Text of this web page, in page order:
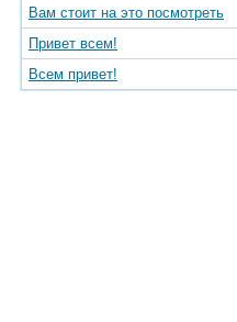
Вам стоит на это посмотреть
Привет всем!
Всем привет!